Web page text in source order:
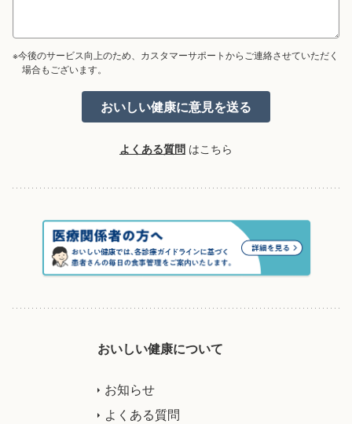
※今後のサービス向上のため、カスタマーサポートからご連絡させていただく
場合もございます。
よくある質問 はこちら
おいしい健康について
お知らせ
よくある質問